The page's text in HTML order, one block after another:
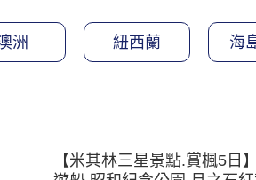
洲 紐西蘭 海
【米其林三星景點.賞楓5日